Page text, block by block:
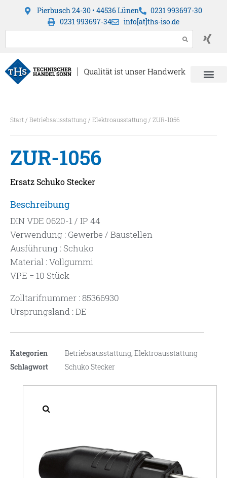
Pierbusch 24-30 • 44536 Lünen
0231 993697-30
0231 993697-34
info[at]ths-iso.de
Start/ Betriebsausstattung/ Elektroausstattung/ ZUR-1056
ZUR-1056
Ersatz Schuko Stecker
Beschreibung
DIN VDE 0620-1 / IP 44
Verwendung : Gewerbe / Baustellen
Ausführung : Schuko
Material : Vollgummi
VPE = 10 Stück
Zolltarifnummer : 85366930
Ursprungsland : DE
Kategorien Betriebsausstattung,Elektroausstattung
Schlagwort
Schuko Stecker